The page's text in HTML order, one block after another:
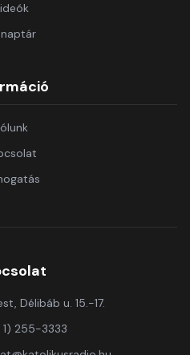
Délibáb u. 15.-17.
1) 255-3333